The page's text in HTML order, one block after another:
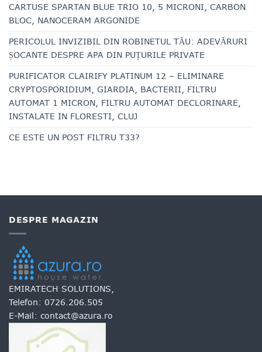
CARTUSE SPARTAN BLUE TRIO 10, 5 MICRONI, CARBON
BLOC, NANOCERAM ARGONIDE
PERICOLUL INVIZIBIL DIN ROBINETUL TĂU: ADEVĂRURI
ȘOCANTE DESPRE APA DIN PUȚURILE PRIVATE
PURIFICATOR CLAIRIFY PLATINUM 12 – ELIMINARE
CRYPTOSPORIDIUM, GIARDIA, BACTERII, FILTRU
AUTOMAT 1 MICRON, FILTRU AUTOMAT DECLORINARE,
INSTALATE IN FLORESTI, CLUJ
CE ESTE UN POST FILTRU T33?
DESPRE MAGAZIN
EMIRATECH SOLUTIONS,
Telefon: 0726.206.505
E-Mail: contact@azura.ro